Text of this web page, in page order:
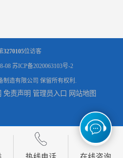
3270105位访客
08 苏ICP备2020063103号-2
制造有限公司 保留所有权利.
免责声明 管理员入口 网站地图